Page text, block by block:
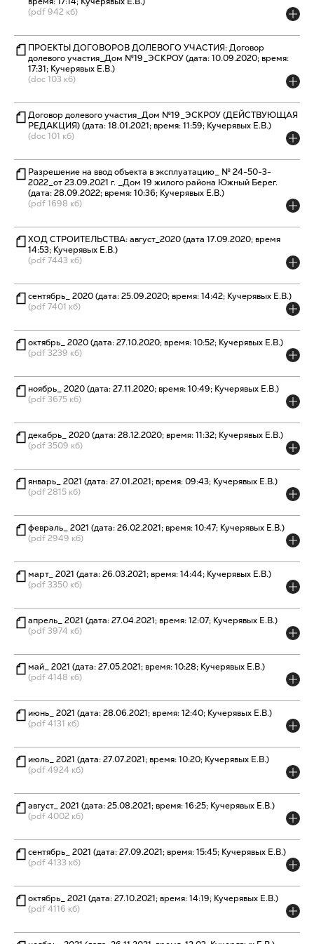
(pdf 942 кб)
ПРОЕКТЫ ДОГОВОРОВ ДОЛЕВОГО УЧАСТИЯ: Договор
долевого участия_Дом №19_ЭСКРОУ (дата: 10.09.2020; время:
17:31; Кучерявых Е.В.)
(doc 103 кб)
Договор долевого участия_Дом №19_ЭСКРОУ (ДЕЙСТВУЮЩАЯ
РЕДАКЦИЯ) (дата: 18.01.2021; время: 11:59; Кучерявых Е.В.)
(doc 101 кб)
Разрешение на ввод объекта в эксплуатацию_ № 24-50-3-
2022_от 23.09.2021 г. _Дом 19 жилого района Южный Берег.
(дата: 28.09.2022; время: 10:36; Кучерявых Е.В.)
(pdf 1698 кб)
ХОД СТРОИТЕЛЬСТВА: август_2020 (дата 17.09.2020; время
14:53; Кучерявых Е.В.)
(pdf 7443 кб)
сентябрь_ 2020 (дата: 25.09.2020; время: 14:42; Кучерявых Е.В.)
(pdf 7401 кб)
октябрь_ 2020 (дата: 27.10.2020; время: 10:52; Кучерявых Е.В.)
(pdf 3239 кб)
ноябрь_ 2020 (дата: 27.11.2020; время: 10:49; Кучерявых Е.В.)
(pdf 3675 кб)
декабрь_ 2020 (дата: 28.12.2020; время: 11:32; Кучерявых Е.В.)
(pdf 3509 кб)
январь_ 2021 (дата: 27.01.2021; время: 09:43; Кучерявых Е.В.)
(pdf 2815 кб)
февраль_ 2021 (дата: 26.02.2021; время: 10:47; Кучерявых Е.В.)
(pdf 2949 кб)
март_ 2021 (дата: 26.03.2021; время: 14:44; Кучерявых Е.В.)
(pdf 3350 кб)
апрель_ 2021 (дата: 27.04.2021; время: 12:07; Кучерявых Е.В.)
(pdf 3974 кб)
май_ 2021 (дата: 27.05.2021; время: 10:28; Кучерявых Е.В.)
(pdf 4148 кб)
июнь_ 2021 (дата: 28.06.2021; время: 12:40; Кучерявых Е.В.)
(pdf 4131 кб)
июль_ 2021 (дата: 27.07.2021; время: 10:20; Кучерявых Е.В.)
(pdf 4924 кб)
август_ 2021 (дата: 25.08.2021; время: 16:25; Кучерявых Е.В.)
(pdf 4002 кб)
сентябрь_ 2021 (дата: 27.09.2021; время: 15:45; Кучерявых Е.В.)
(pdf 4133 кб)
октябрь_ 2021 (дата: 27.10.2021; время: 14:19; Кучерявых Е.В.)
(pdf 4116 кб)